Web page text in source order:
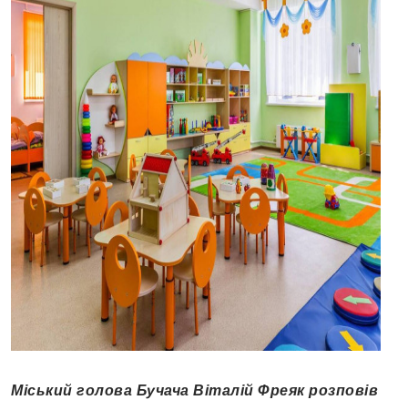
Міський голова Бучача Віталій Фреяк розповів